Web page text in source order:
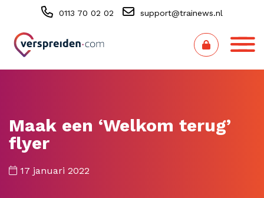
0113 70 02 02 support@trainews.nl
Maak een ‘Welkom terug’
flyer
17 januari 2022